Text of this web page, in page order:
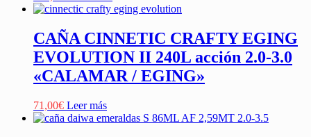
CAÑA CINNETIC CRAFTY EGING
EVOLUTION II 240L acción 2.0-3.0
«CALAMAR / EGING»
71,00€ Leer más